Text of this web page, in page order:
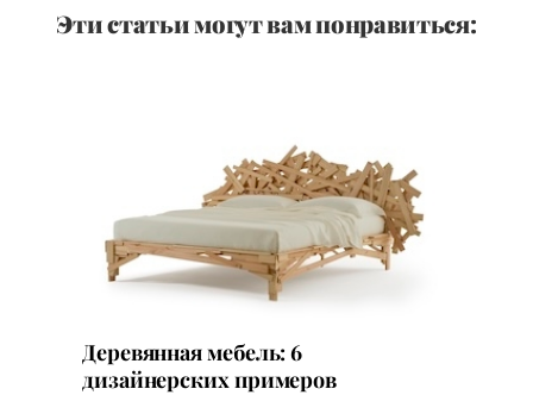
Эти статьи могут вам понравиться:
Деревянная мебель: 6
дизайнерских примеров